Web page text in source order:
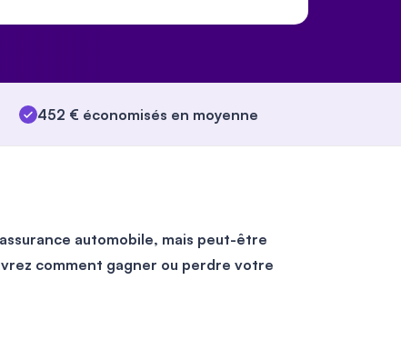
452 € économisés en moyenne
automobile, mais peut-être
comment gagner ou perdre votre